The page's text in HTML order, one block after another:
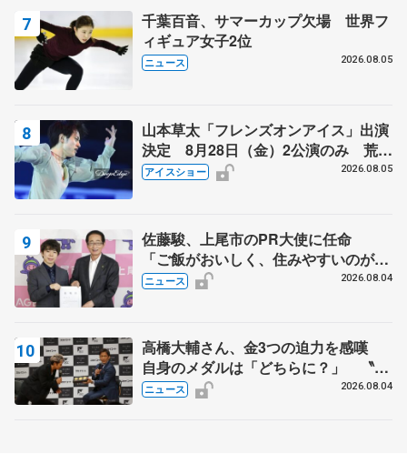
千葉百音、サマーカップ欠場 世界フ
ィギュア女子2位
ニュース 2026.08.05
山本草太「フレンズオンアイス」出演
決定 8月28日（金）2公演のみ 荒川
静香さんプロデュース、20周年のアイ
アイスショー 2026.08.05
佐藤駿、上尾市のPR大使に任命
「ご飯がおいしく、住みやすいのが魅
力」
ニュース 2026.08.04
高橋大輔さん、金3つの迫力を感嘆
自身のメダルは「どちらに？」 〝リ
ス兄弟〟オリンピック3連覇の野村忠
ニュース 2026.08.04